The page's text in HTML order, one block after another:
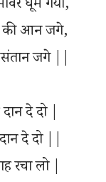
घूम गया,
की आन जगे,
जगे ||
दे दो |
दे दो ||
रचा लो |